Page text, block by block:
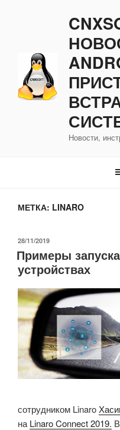
Новости,
МЕТКА: LINARO
ОПУБЛИКОВАНО
28/11/2019
Примеры
устройствах
сотрудником Linaro
на Linaro Connect 2019.